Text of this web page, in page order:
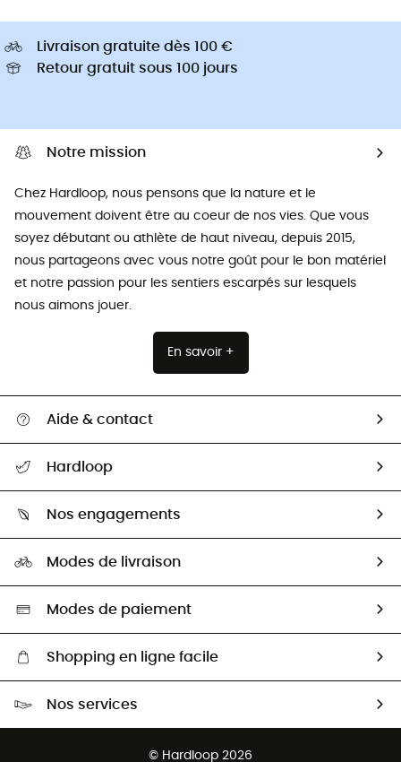
Livraison gratuite dès 100 €
Retour gratuit sous 100 jours
Notre mission
Chez Hardloop, nous pensons que la nature et le
mouvement doivent être au coeur de nos vies. Que vous
soyez débutant ou athlète de haut niveau, depuis 2015,
nous partageons avec vous notre goût pour le bon matériel
et notre passion pour les sentiers escarpés sur lesquels
nous aimons jouer.
En savoir +
Aide & contact
Retour & remboursement
Guide des tailles
Seconde Main
Aide & Contact
Hardloop
HardGuides
Nos engagements
Sélection éco-responsable
Modes de livraison
Modes de paiement
Shopping en ligne facile
Nos services
© Hardloop 2026